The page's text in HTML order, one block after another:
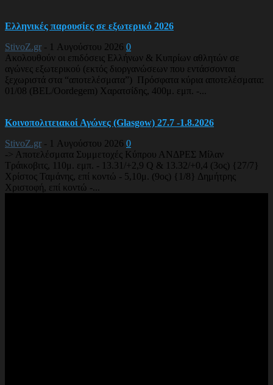
Ελληνικές παρουσίες σε εξωτερικό 2026
StivoZ.gr - 1 Αυγούστου 2026 0
Ακολουθούν οι επιδόσεις Ελλήνων & Κυπρίων αθλητών σε
αγώνες εξωτερικού (εκτός διοργανώσεων που εντάσσονται
ξεχωριστά στα “αποτελέσματα”) Πρόσφατα κύρια αποτελέσματα:
01/08 (BEL/Oordegem) Χαρατσίδης, 400μ. εμπ. -...
Κοινοπολιτειακοί Αγώνες (Glasgow) 27.7 -1.8.2026
StivoZ.gr - 1 Αυγούστου 2026 0
-> Αποτελέσματα Συμμετοχές Κύπρου ΑΝΔΡΕΣ Μίλαν
Τράικοβιτς, 110μ. εμπ. - 13.31/+2,9 Q & 13.32/+0,4 (3ος) {27/7}
Χρίστος Ταμάνης, επί κοντώ - 5,10μ. (9ος) {1/8} Δημήτρης
Χριστοφή, επί κοντώ -...